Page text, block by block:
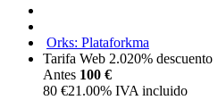
Orks: Plataforkma
Tarifa Web 2.020% descuento
Antes 100 €
80 €21.00% IVA incluido